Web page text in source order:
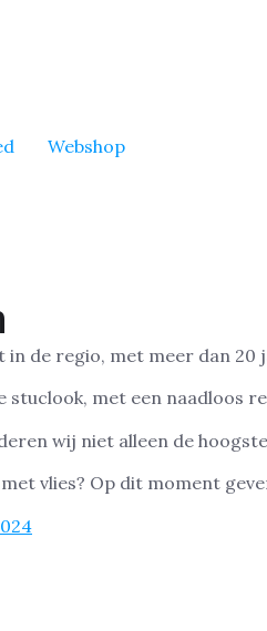
Webshop
in de regio, met meer dan
stuclook, met een naadloos
wij niet alleen de
vlies? Op dit moment